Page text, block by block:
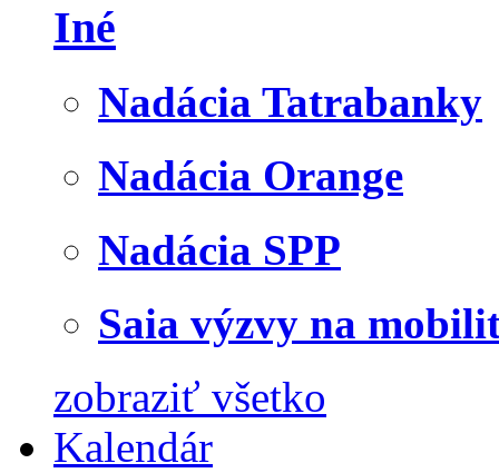
Iné
Nadácia Tatrabanky
Nadácia Orange
Nadácia SPP
Saia výzvy na
zobraziť všetko
Kalendár